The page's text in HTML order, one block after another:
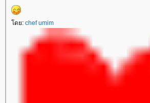
ดย: chef umim